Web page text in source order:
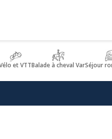
et VTTBalade à cheval VarSéjour